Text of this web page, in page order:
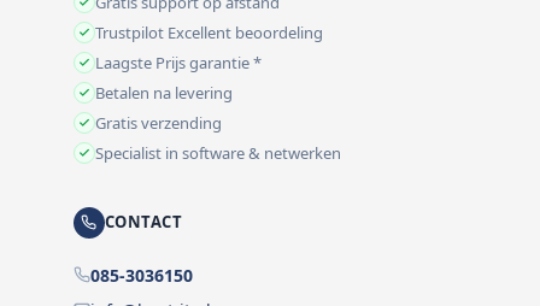
Trustpilot Excellent beoordeling
Laagste Prijs garantie *
Betalen na levering
Gratis verzending
Specialist in software & netwerken
CONTACT
085-3036150